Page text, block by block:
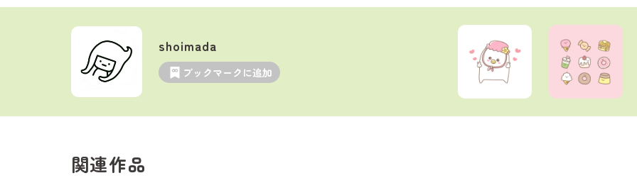
shoimada
ブックマークに追加
関連作品